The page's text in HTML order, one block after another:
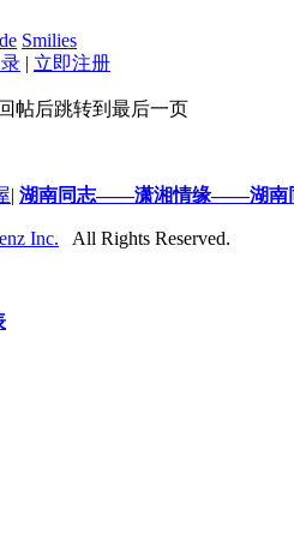
Smilies
| 立即注册
回帖后跳转到最后一页
| 湖南同志——潇湘情缘——湖南
Inc. All Rights Reserved.